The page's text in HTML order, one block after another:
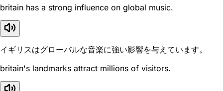
britain has a strong influence on global music.
イギリスはグローバルな音楽に強い影響を与えています。
britain's landmarks attract millions of visitors.